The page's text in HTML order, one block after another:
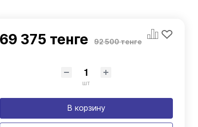
69 375 тенге 92 500 тенге
шт
В корзину